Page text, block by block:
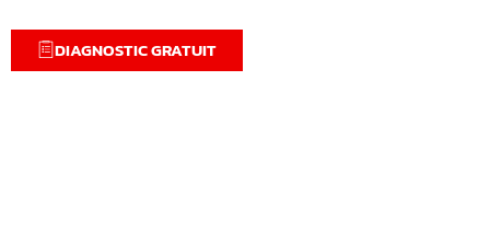
DIAGNOSTIC GRATUIT